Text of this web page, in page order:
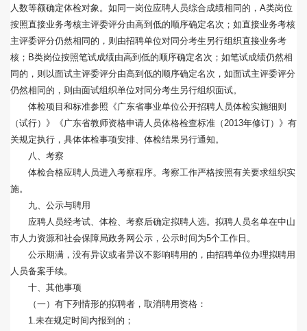
人数等额确定体检对象。如同一岗位应聘人员综合成绩相同的，A类岗位
按照直接业务考核主评委评分由高到低的顺序确定名次；如直接业务考核
主评委评分仍然相同的，则由招聘单位对同分考生另行组织直接业务考
核；B类岗位按照笔试成绩由高到低的顺序确定名次；如笔试成绩仍然相
同的，则以面试主评委评分由高到低的顺序确定名次，如面试主评委评分
仍然相同的，则由面试组织单位对同分考生另行组织面试。
体检项目和标准参照《广东省事业单位公开招聘人员体检实施细则
（试行）》《广东省教师资格申请人员体格检查标准（2013年修订）》有
关规定执行，具体体检事项安排、体检结果另行通知。
八、考察
体检合格应聘人员进入考察程序。考察工作严格按照有关要求组织实
施。
九、公示与聘用
应聘人员经考试、体检、考察后确定拟聘人选。拟聘人员名单在中山
市人力资源和社会保障局政务网公示，公示时间为5个工作日。
公示期满，没有异议或者异议不影响聘用的，由招聘单位办理拟聘用
人员备案手续。
十、其他事项
（一）有下列情形的拟聘者，取消聘用资格：
1.未在规定时间内报到的；